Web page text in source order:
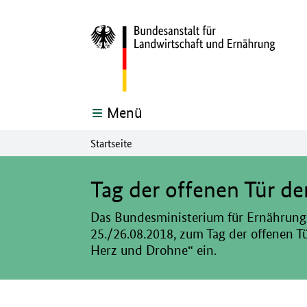
Menü
Startseite
Tag der offenen Tür
Das Bundesministerium für
25./26.08.2018, zum Tag der offenen
Herz und Drohne“ ein.